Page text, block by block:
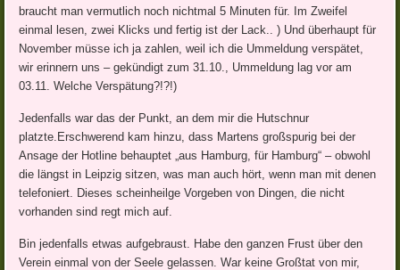
braucht man vermutlich noch nichtmal 5 Minuten für. Im Zweifel
einmal lesen, zwei Klicks und fertig ist der Lack.. ) Und überhaupt für
November müsse ich ja zahlen, weil ich die Ummeldung verspätet,
wir erinnern uns – gekündigt zum 31.10., Ummeldung lag vor am
03.11. Welche Verspätung?!?!)
Jedenfalls war das der Punkt, an dem mir die Hutschnur
platzte.Erschwerend kam hinzu, dass Martens großspurig bei der
Ansage der Hotline behauptet „aus Hamburg, für Hamburg“ – obwohl
die längst in Leipzig sitzen, was man auch hört, wenn man mit denen
telefoniert. Dieses scheinheilge Vorgeben von Dingen, die nicht
vorhanden sind regt mich auf.
Bin jedenfalls etwas aufgebraust. Habe den ganzen Frust über den
Verein einmal von der Seele gelassen. War keine Großtat von mir,